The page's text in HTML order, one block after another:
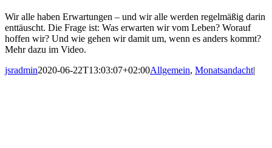
Wir alle haben Erwartungen – und wir alle werden regelmäßig darin
enttäuscht. Die Frage ist: Was erwarten wir vom Leben? Worauf
hoffen wir? Und wie gehen wir damit um, wenn es anders kommt?
Mehr dazu im Video.
jsradmin2020-06-22T13:03:07+02:00Allgemein, Monatsandacht|